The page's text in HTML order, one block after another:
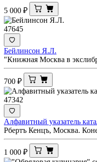
5 000 ₽
47645
Бейлинсон Я.Л.
"Книжная Москва в
700 ₽
47342
Алфавитный указатель
Рбертъ Кенцъ, Москва.
1 000 ₽